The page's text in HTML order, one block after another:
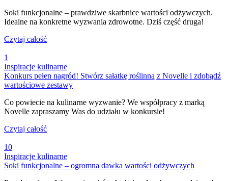
Soki funkcjonalne – prawdziwe skarbnice wartości odżywczych.
Idealne na konkretne wyzwania zdrowotne. Dziś część druga!
Czytaj całość
1
Inspiracje kulinarne
Konkurs pełen nagród! Stwórz sałatkę roślinną z Novelle i zdobądź
wartościowe zestawy
Co powiecie na kulinarne wyzwanie? We współpracy z marką
Novelle zapraszamy Was do udziału w konkursie!
Czytaj całość
10
Inspiracje kulinarne
Soki funkcjonalne – ogromna dawka wartości odżywczych